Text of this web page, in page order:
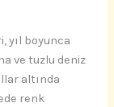
yıl boyunca
ve tuzlu deniz
altında
renk